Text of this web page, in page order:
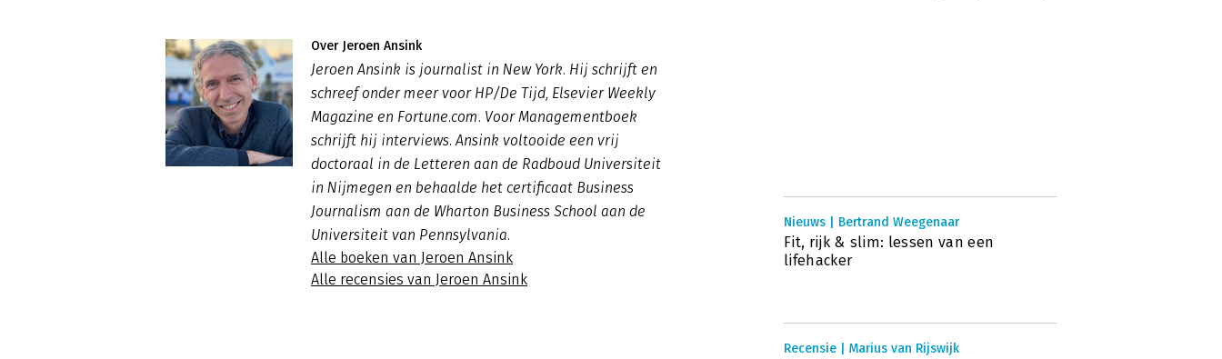
Over Jeroen Ansink
Jeroen Ansink is journalist in New York. Hij schrijft en
schreef onder meer voor HP/De Tijd, Elsevier Weekly
Magazine en Fortune.com. Voor Managementboek
schrijft hij interviews. Ansink voltooide een vrij
doctoraal in de Letteren aan de Radboud Universiteit
in Nijmegen en behaalde het certificaat Business
Journalism aan de Wharton Business School aan de
Universiteit van Pennsylvania.
Alle boeken van Jeroen Ansink
Alle recensies van Jeroen Ansink
Nieuws | Bertrand Weegenaar
Fit, rijk & slim: lessen van een
lifehacker
Recensie | Marius van Rijswijk